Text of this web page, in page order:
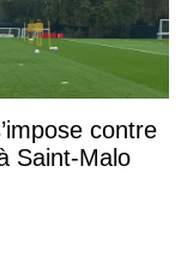
contre
Saint-Malo